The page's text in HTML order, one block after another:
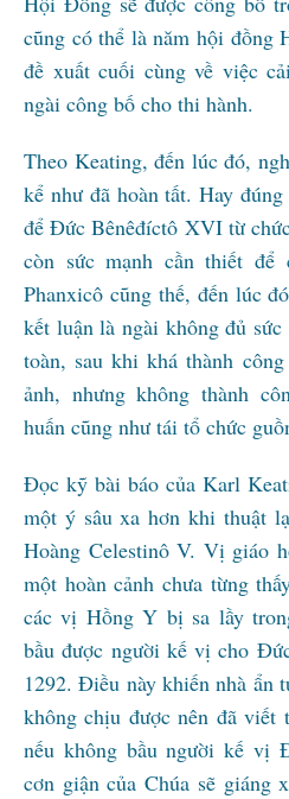
cũng có thể là năm hội đồng
đề xuất cuối cùng về việc
ngài công bố cho thi hành.
Theo Keating, đến lúc đó,
kể như đã hoàn tất. Hay
để Đức Bênêđíctô XVI từ
còn sức mạnh cần thiết
Phanxicô cũng thế, đến lúc
kết luận là ngài không đủ
toàn, sau khi khá thành
ảnh, nhưng không thành
huấn cũng như tái tổ chức
Đọc kỹ bài báo của Karl
một ý sâu xa hơn khi thuật
Hoàng Celestinô V. Vị giáo
một hoàn cảnh chưa từng
các vị Hồng Y bị sa lầy
bầu được người kế vị cho
1292. Điều này khiến nhà ẩn
không chịu được nên đã viết
nếu không bầu người kế vị
cơn giận của Chúa sẽ giáng